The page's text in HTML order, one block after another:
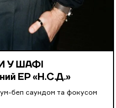
У ШАФІ
EP «Н.С.Д.»
бум-беп саундом та фокусом